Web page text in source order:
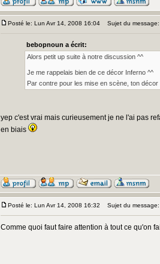
Posté le: Lun Avr 14, 2008 16:04 Sujet du message:
bebopnoun a écrit:
Alors petit up suite à notre discussion ^^
Je me rappelais bien de ce décor Inferno ^^
Par contre pour les mise en scène, ton
yep c'est vrai mais curieusement je ne l'ai pas
en biais
Posté le: Lun Avr 14, 2008 16:32 Sujet du message:
Comme quoi faut faire attention à tout ce qu'on